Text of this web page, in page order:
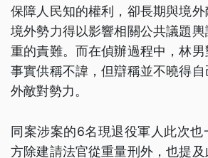
保障人民知的權利，卻長期與境
境外勢力得以影響相關公共議題
重的責難。而在偵辦過程中，林
事實供稱不諱，但辯稱並不曉得
外敵對勢力。
同案涉案的6名現退役軍人此次
方除建請法官從重量刑外，也提